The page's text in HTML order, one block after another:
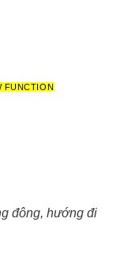
FUNCTION
đông, hướng đi